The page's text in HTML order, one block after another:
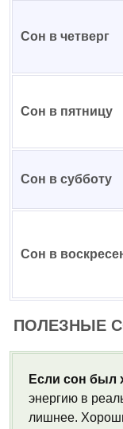
Сон в четверг
Сон в пятницу
Сон в субботу
Сон в
ПОЛЕЗНЫЕ
Если сон был
энергию в
лишнее.